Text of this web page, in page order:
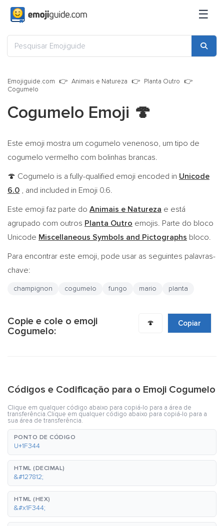
☰
Emojiguide.com Animais e Natureza
Planta Outro
Cogumelo
Cogumelo Emoji 🍄
Este emoji mostra um cogumelo venenoso, um tipo de
cogumelo vermelho com bolinhas brancas.
🍄 Cogumelo is a fully-qualified emoji encoded in Unicode
6.0 , and included in Emoji 0.6.
Este emoji faz parte do Animais e Natureza e está
agrupado com outros Planta Outro emojis. Parte do bloco
Unicode Miscellaneous Symbols and Pictographs bloco.
Para encontrar este emoji, pode usar as seguintes palavras-
chave:
champignon cogumelo fungo mario planta
Copie e cole o emoji
Cogumelo:
🍄 Copiar
Códigos e Codificação para o Emoji Cogumelo
Clique em qualquer código abaixo para copiá-lo para a área de
transferência.Clique em qualquer código abaixo para copiá-lo para a
sua área de transferência.
PONTO DE CÓDIGO
U+1F344
HTML (DECIMAL)
&#127812;
HTML (HEX)
&#x1F344;